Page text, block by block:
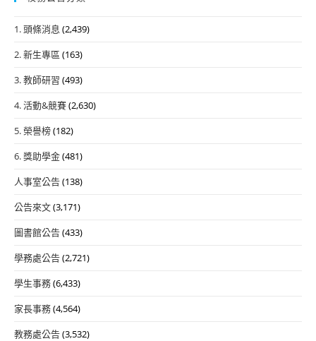
1. 頭條消息 (2,439)
2. 新生專區 (163)
3. 教師研習 (493)
4. 活動&競賽(2,630)
5. 榮譽榜(182)
6. 獎助學金(481)
人事室公告(138)
公告來文(3,171)
圖書館公告(433)
學務處公告(2,721)
學生事務(6,433)
家長事務(4,564)
教務處公告(3,532)